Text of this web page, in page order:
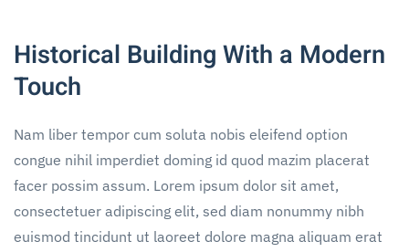
Historical Building With a Modern
Touch
Nam liber tempor cum soluta nobis eleifend option
congue nihil imperdiet doming id quod mazim placerat
facer possim assum. Lorem ipsum dolor sit amet,
consectetuer adipiscing elit, sed diam nonummy nibh
euismod tincidunt ut laoreet dolore magna aliquam erat